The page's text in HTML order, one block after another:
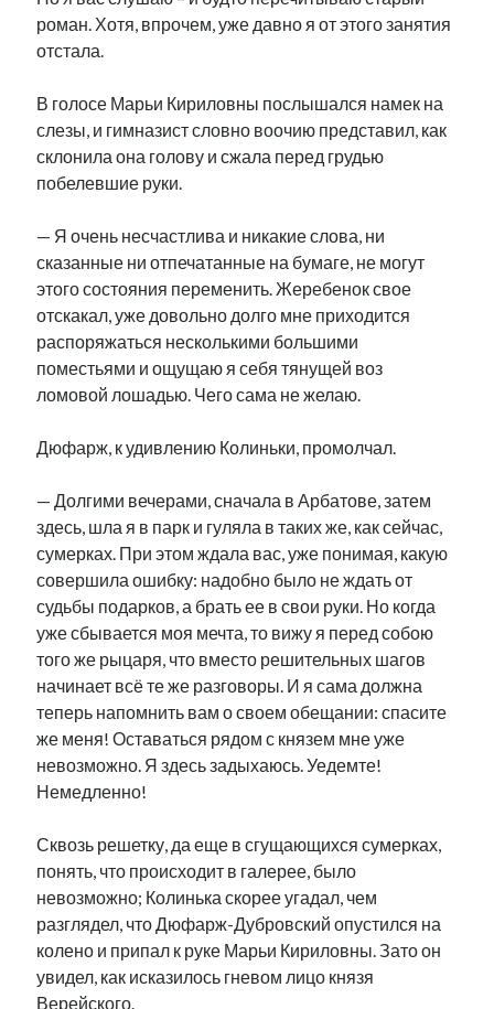
роман. Хотя, впрочем, уже давно я от этого занятия
отстала.
В голосе Марьи Кириловны послышался намек на
слезы, и гимназист словно воочию представил, как
склонила она голову и сжала перед грудью
побелевшие руки.
— Я очень несчастлива и никакие слова, ни
сказанные ни отпечатанные на бумаге, не могут
этого состояния переменить. Жеребенок свое
отскакал, уже довольно долго мне приходится
распоряжаться несколькими большими
поместьями и ощущаю я себя тянущей воз
ломовой лошадью. Чего сама не желаю.
Дюфарж, к удивлению Колиньки, промолчал.
— Долгими вечерами, сначала в Арбатове, затем
здесь, шла я в парк и гуляла в таких же, как сейчас,
сумерках. При этом ждала вас, уже понимая, какую
совершила ошибку: надобно было не ждать от
судьбы подарков, а брать ее в свои руки. Но когда
уже сбывается моя мечта, то вижу я перед собою
того же рыцаря, что вместо решительных шагов
начинает всё те же разговоры. И я сама должна
теперь напомнить вам о своем обещании: спасите
же меня! Оставаться рядом с князем мне уже
невозможно. Я здесь задыхаюсь. Уедемте!
Немедленно!
Сквозь решетку, да еще в сгущающихся сумерках,
понять, что происходит в галерее, было
невозможно; Колинька скорее угадал, чем
разглядел, что Дюфарж-Дубровский опустился на
колено и припал к руке Марьи Кириловны. Зато он
увидел, как исказилось гневом лицо князя
Верейского.